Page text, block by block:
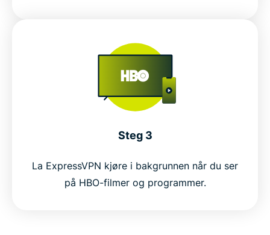
Steg 3
La ExpressVPN kjøre i bakgrunnen når du ser
på HBO-filmer og programmer.